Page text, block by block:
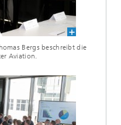
Bergs beschreibt die
Aviation.